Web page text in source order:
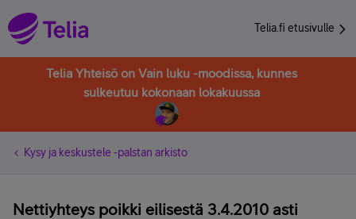
Telia.fi etusivulle
Telia Yhteisö on Vain luku -moodissa, kunnes
sulkeutuu kokonaan lokakuussa
Kysy ja keskustele -palstan arkisto
Nettiyhteys poikki eilisestä 3.4.2010 asti